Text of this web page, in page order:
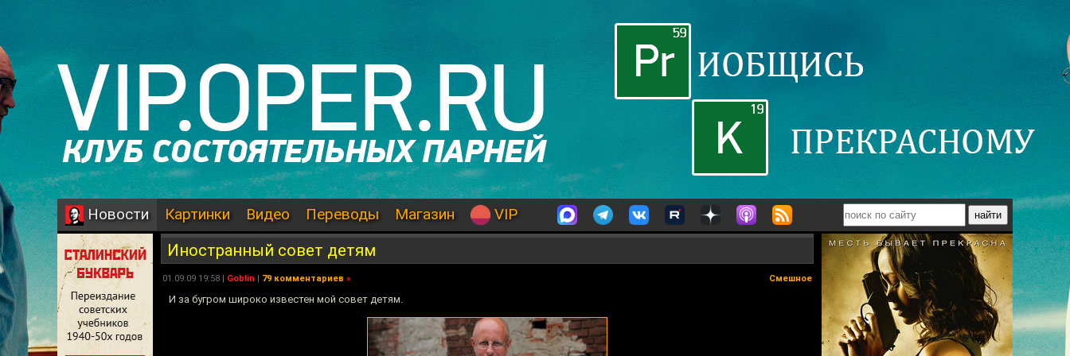
Новости Картинки Видео Переводы Магазин VIP
Иностранный совет детям
01.09.09 19:58 | Goblin | 79 комментариев » Смешное
И за бугром широко известен мой совет детям.